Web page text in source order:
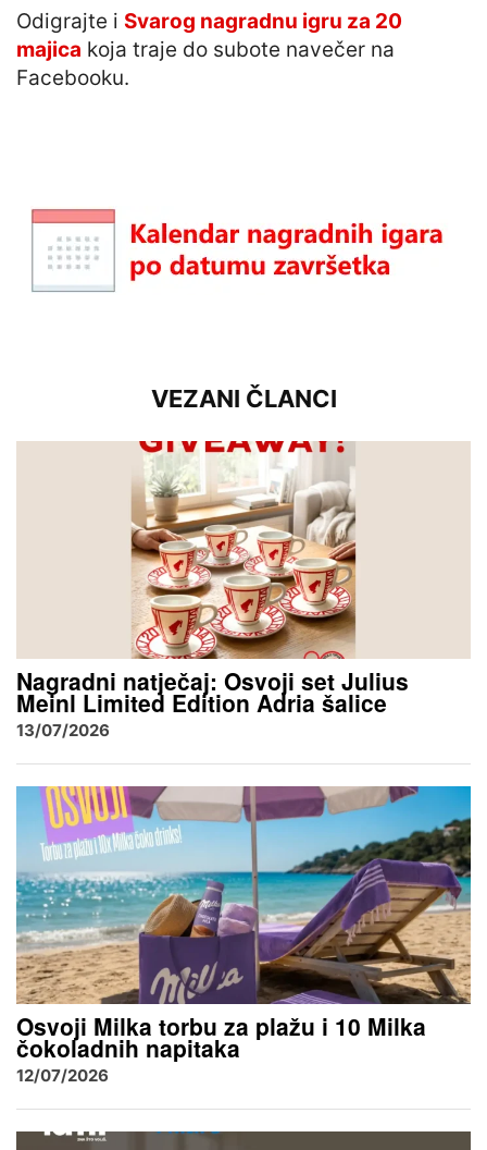
Odigrajte i Svarog nagradnu igru za 20
majica koja traje do subote navečer na
Facebooku.
VEZANI ČLANCI
Nagradni natječaj: Osvoji set Julius
Meinl Limited Edition Adria šalice
13/07/2026
Osvoji Milka torbu za plažu i 10 Milka
čokoladnih napitaka
12/07/2026